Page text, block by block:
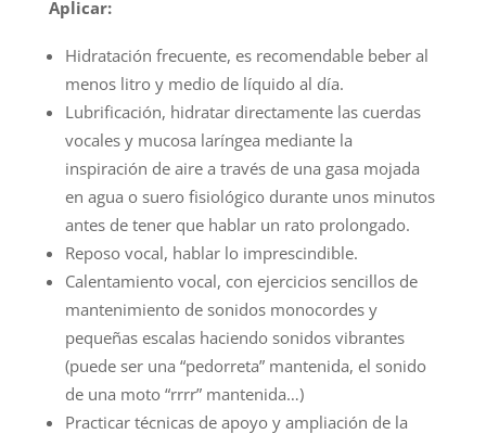
Aplicar:
Hidratación frecuente, es recomendable beber al
menos litro y medio de líquido al día.
Lubrificación, hidratar directamente las cuerdas
vocales y mucosa laríngea mediante la
inspiración de aire a través de una gasa mojada
en agua o suero fisiológico durante unos minutos
antes de tener que hablar un rato prolongado.
Reposo vocal, hablar lo imprescindible.
Calentamiento vocal, con ejercicios sencillos de
mantenimiento de sonidos monocordes y
pequeñas escalas haciendo sonidos vibrantes
(puede ser una “pedorreta” mantenida, el sonido
de una moto “rrrr” mantenida…)
Practicar técnicas de apoyo y ampliación de la